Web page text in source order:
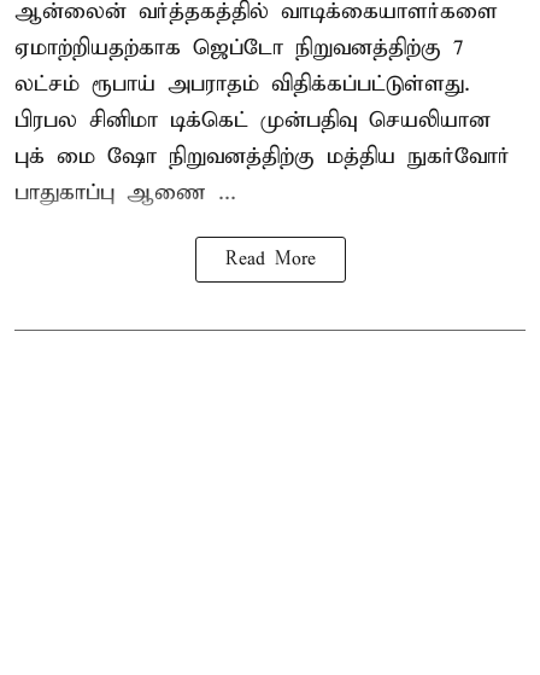
ஆன்லைன் வர்த்தகத்தில் வாடிக்கையாளர்களை
ஏமாற்றியதற்காக ஜெப்டோ நிறுவனத்திற்கு 7
லட்சம் ரூபாய் அபராதம் விதிக்கப்பட்டுள்ளது.
பிரபல சினிமா டிக்கெட் முன்பதிவு செயலியான
புக் மை ஷோ நிறுவனத்திற்கு மத்திய நுகர்வோர்
பாதுகாப்பு ஆணை ...
Read More